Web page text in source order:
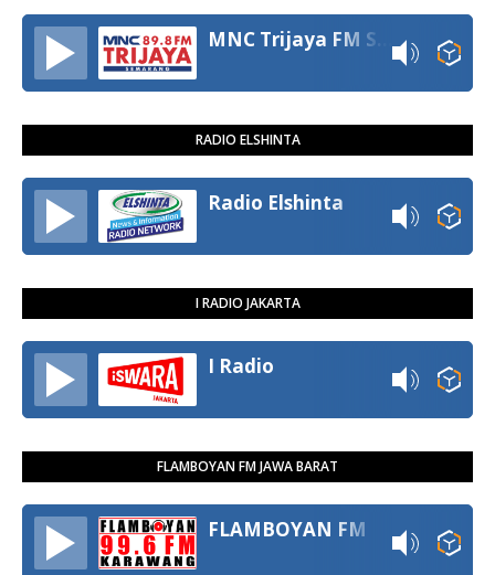
RADIO ELSHINTA
Radio Elshinta
I RADIO JAKARTA
I Radio
FLAMBOYAN FM JAWA BARAT
FLAMBOYAN FM